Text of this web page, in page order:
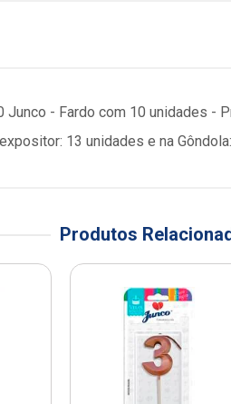
- Fardo com 10 unidades -
13 unidades e na
Produtos